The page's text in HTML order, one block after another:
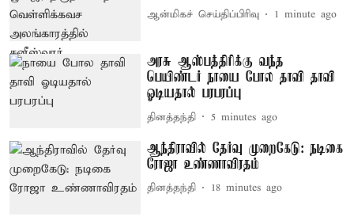
ஆன்மிகச் செய்திப்பிரிவு 1 minute ago
அரசு ஆஸ்பத்திரிக்கு வந்த
பெயிண்டர் நாயை போல தாவி தாவி
ஓடியதால் பரபரப்பு
தினத்தந்தி 5 minutes ago
ஆந்திராவில் தேர்வு முறைகேடு: நடிகை
ரோஜா உண்ணாவிரதம்
தினத்தந்தி 18 minutes ago